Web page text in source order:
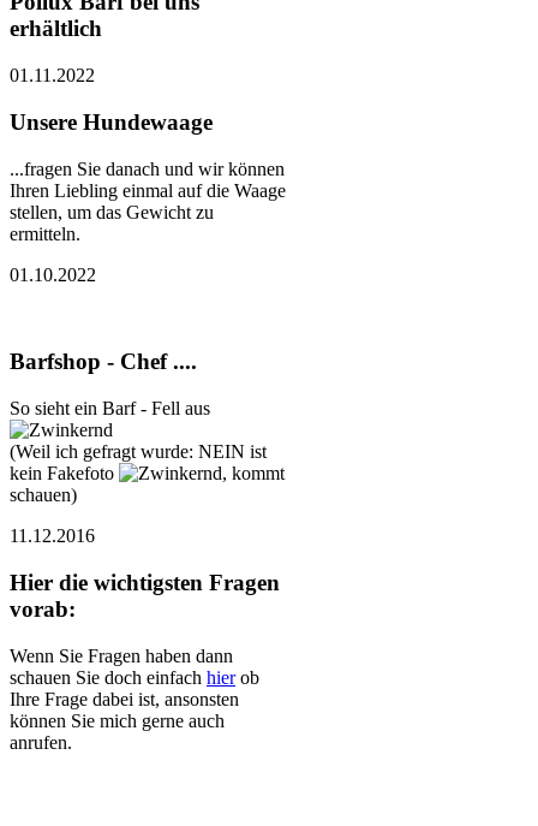
erhältlich
01.11.2022
Unsere Hundewaage
...fragen Sie danach und wir können
Ihren Liebling einmal auf die Waage
stellen, um das Gewicht zu
ermitteln.
01.10.2022
Barfshop - Chef ....
So sieht ein Barf - Fell aus
(Weil ich gefragt wurde: NEIN ist
kein Fakefoto
, kommt
schauen)
11.12.2016
Hier die wichtigsten Fragen
vorab:
Wenn Sie Fragen haben dann
schauen Sie doch einfach hierob
Ihre Frage dabei ist, ansonsten
können Sie mich gerne auch
anrufen.